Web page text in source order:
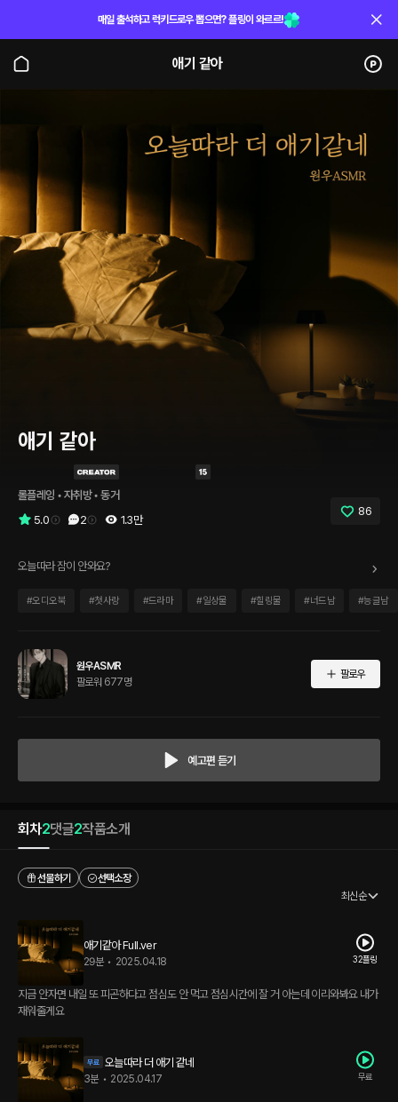
매일 출석하고 럭키드로우 뽑으면? 플링이 와르르!
애기 같아
애기 같아
롤플레잉 • 자취방 • 동거
5.0
2 1.3만
86
오늘따라 잠이 안와요?
#오디오북 #첫사랑 #드라마 #일상물 #힐링물 #너드남 #능글남
원우ASMR
팔로워 677명
팔로우
예고편 듣기
회차2댓글2작품소개
선물하기
선택소장
최신순
애기같아 Full.ver
29분 • 2025.04.18 32플링
지금 안자면 내일 또 피곤하다고 점심도 안 먹고 점심시간에 잘 거 아는데 이리와봐요 내가
재워줄게요
오늘따라 더 애기 같네
3분 • 2025.04.17 무료